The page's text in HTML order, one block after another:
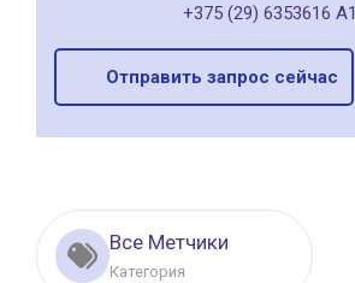
+375 (29) 6353616 А1
Отправить запрос сейчас
Все Метчики
Категория